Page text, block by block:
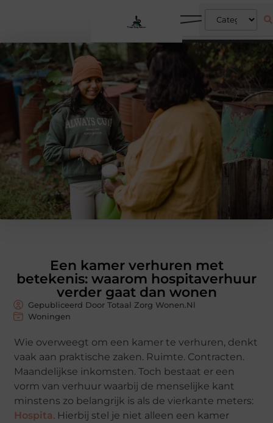
Een kamer verhuren met
betekenis: waarom hospitaverhuur
verder gaat dan wonen
Gepubliceerd Door Totaal Zorg Wonen.nl
Woningen
Wie overweegt om een kamer te verhuren, denkt
vaak aan praktische zaken. Ruimte. Contracten.
Maandelijkse inkomsten. Toch bestaat er een
vorm van verhuur waarbij de menselijke kant
minstens zo belangrijk is als de vierkante meters:
Hospita. Hierbij stel je niet alleen een kamer